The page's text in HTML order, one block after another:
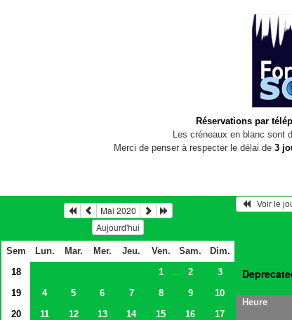
Réservations par
Les créneaux en blanc sont
Merci de penser à respecter le délai de 3
Mai 2020
Aujourd'hui
Sem Lun. Mar. Mer. Jeu. Ven. Sam.
Dim.
18
1 2
3
19
4 5 6 7 8 9
10
20
11 12 13 14 15 16
17
Voir le
Heure